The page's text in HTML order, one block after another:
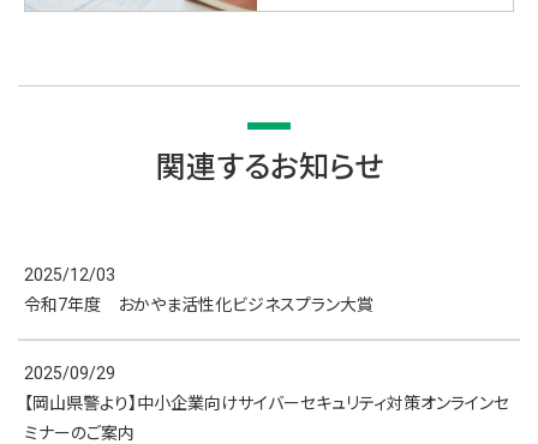
関連するお知らせ
2025/12/03
令和7年度 おかやま活性化ビジネスプラン大賞
2025/09/29
【岡山県警より】中小企業向けサイバーセキュリティ対策オンラインセ
ミナーのご案内